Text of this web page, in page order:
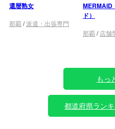
還暦熟女
那覇 /派遣・出張専門
MERMAID
ド）
那覇 / 店舗
もっ
都道府県ラン